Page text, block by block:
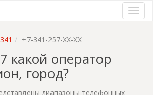
341 +7-341-257-XX-XX
какой оператор
город?
диапазоны телефонных